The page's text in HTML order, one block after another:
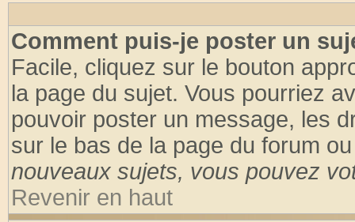
Comment puis-je poster un
Facile, cliquez sur le bouton
la page du sujet. Vous pourriez
pouvoir poster un message, les
sur le bas de la page du forum
nouveaux sujets, vous pouvez
Revenir en haut